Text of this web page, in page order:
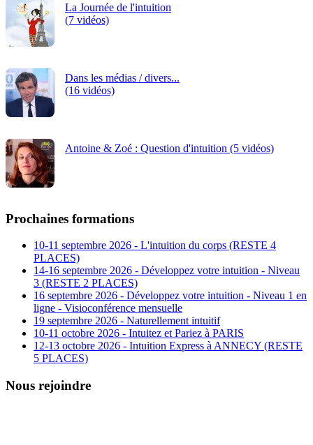
La Journée de l'intuition
(7 vidéos)
Dans les médias / divers...
(16 vidéos)
Antoine & Zoé : Question d'intuition (5 vidéos)
Prochaines formations
10-11 septembre 2026 - L'intuition du corps (RESTE 4
PLACES)
14-16 septembre 2026 - Développez votre intuition - Niveau
3 (RESTE 2 PLACES)
16 septembre 2026 - Développez votre intuition - Niveau 1 en
ligne - Visioconférence mensuelle
19 septembre 2026 - Naturellement intuitif
10-11 octobre 2026 - Intuitez et Pariez à PARIS
12-13 octobre 2026 - Intuition Express à ANNECY (RESTE
5 PLACES)
Nous rejoindre